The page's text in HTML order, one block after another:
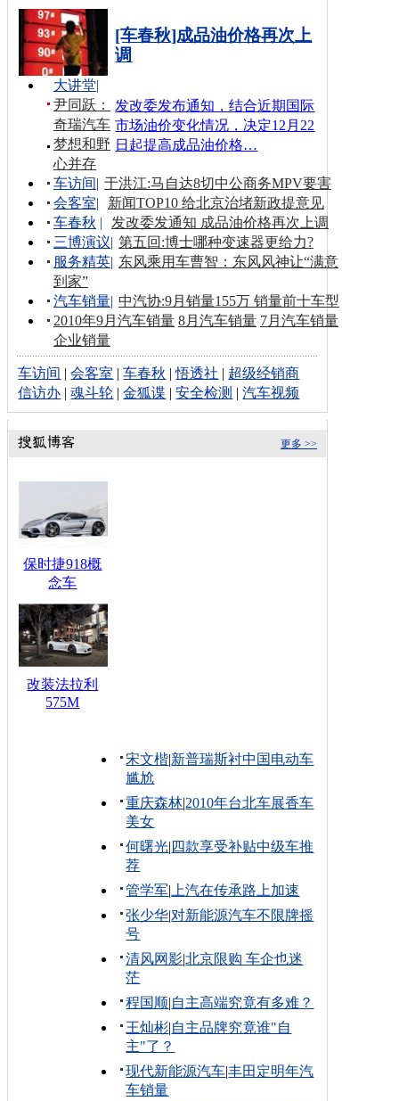
[车春秋]成品油价格再次上
调
发改委发布通知，结合近期国际
市场油价变化情况，决定12月22
日起提高成品油价格…
大讲堂|
尹同跃：
奇瑞汽车
梦想和野
心并存
车访间| 于洪江:马自达8切中公商务MPV要害
会客室|
新闻TOP10 给北京治堵新政提意见
车春秋 |
发改委发通知 成品油价格再次上调
三博演议| 第五回:博士哪种变速器更给力?
服务精英| 东风乘用车曹智：东风风神让“满意
到家”
汽车销量| 中汽协:9月销量155万 销量前十车型
2010年9月汽车销量 8月汽车销量 7月汽车销量
企业销量
车访间 |会客室 |车春秋 |悟透社 | 超级经销商
信访办 |魂斗轮 |金狐谍 |安全检测 |汽车视频
更多 >>
保时捷918概
念车
改装法拉利
575M
宋文楷|新普瑞斯衬中国电动车
尴尬
重庆森林|2010年台北车展香车
美女
何曙光| 四款享受补贴中级车推
荐
管学军| 上汽在传承路上加速
张少华|对新能源汽车不限牌摇
号
清风网影|北京限购 车企也迷
茫
程国顺|自主高端究竟有多难？
王灿彬|自主品牌究竟谁"自
主"了？
现代新能源汽车|丰田定明年汽
车销量